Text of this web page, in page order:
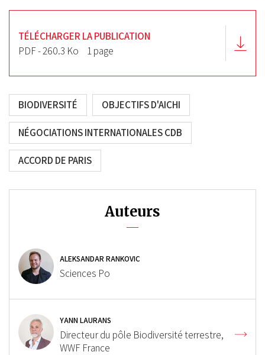
TÉLÉCHARGER LA PUBLICATION
PDF - 260.3 Ko
1 page
BIODIVERSITÉ OBJECTIFS D'AICHI
NÉGOCIATIONS INTERNATIONALES CDB
ACCORD DE PARIS
Auteurs
ALEKSANDAR RANKOVIC
Sciences Po
YANN LAURANS
Directeur du pôle Biodiversité terrestre,
WWF France